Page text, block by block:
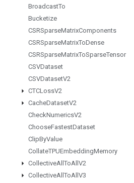
BroadcastTo
Bucketize
CSRSparseMatrixComponents
CSRSparseMatrixToDense
CSRSparseMatrixToSparseTensor
CSVDataset
CSVDatasetV2
CTCLossV2
CacheDatasetV2
CheckNumericsV2
ChooseFastestDataset
ClipByValue
CollateTPUEmbeddingMemory
CollectiveAll ToAll V2
CollectiveAll ToAll V3